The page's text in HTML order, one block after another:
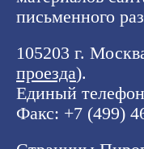
письменного
105203 г.
проезда).
Единый
Факс: +7 (499)